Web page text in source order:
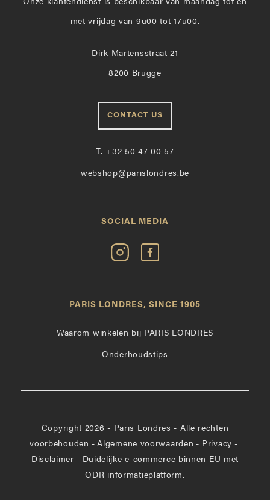
Onze klantendienst is beschikbaar van maandag tot en
met vrijdag van 9u00 tot 17u00.
Dirk Martensstraat 21
8200 Brugge
CONTACT US
T. +32 50 47 00 57
webshop@parislondres.be
SOCIAL MEDIA
Volg
Paris
Instagram
Vind
op
PARIS LONDRES, SINCE 1905
Waarom winkelen bij PARIS LONDRES
Onderhoudstips
Copyright 2026 - Paris Londres - Alle rechten
voorbehouden - Algemene voorwaarden - Privacy -
Disclaimer - Duidelijke e-commerce binnen EU met
ODR informatieplatform.